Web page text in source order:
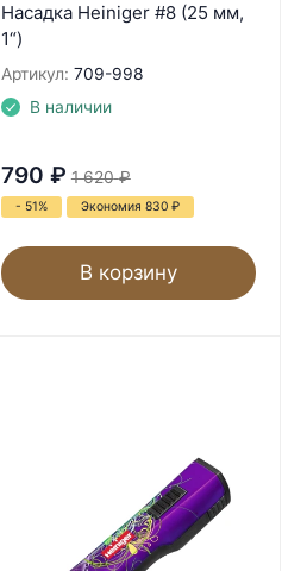
Насадка Heiniger #8 (25 мм,
1“)
Артикул: 709-998
В наличии
790 ₽ 1 620 ₽
- 51% Экономия 830 ₽
В корзину